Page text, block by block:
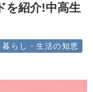
を紹介!中高生
暮らし・生活の知恵